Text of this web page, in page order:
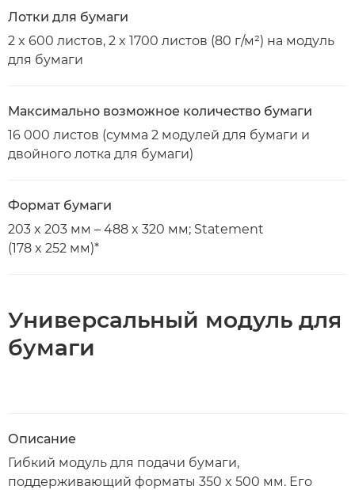
Лотки для бумаги
2 x 600 листов, 2 x 1700 листов (80 г/м²) на модуль
для бумаги
Максимально возможное количество бумаги
16 000 листов (сумма 2 модулей для бумаги и
двойного лотка для бумаги)
Формат бумаги
203 x 203 мм – 488 x 320 мм; Statement
(178 x 252 мм)*
Универсальный модуль для
бумаги
Описание
Гибкий модуль для подачи бумаги,
поддерживающий форматы 350 x 500 мм. Его